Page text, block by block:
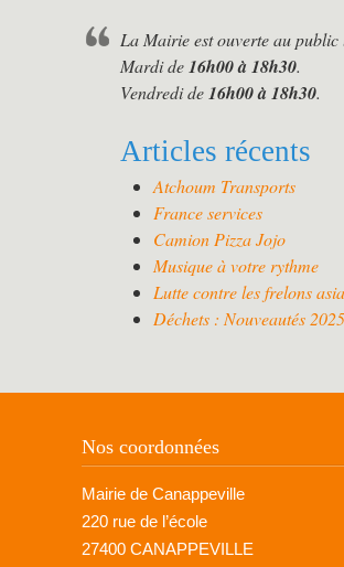
La Mairie est ouverte au public
Mardi de16h00 à 18h30.
Vendredi de16h00 à 18h30.
Articles récents
Atchoum Transports
France services
Camion Pizza Jojo
Musique à votre rythme
Lutte contre les frelons
Déchets : Nouveautés
Nos coordonnées
Mairie de Canappeville
220 rue de l’école
27400 CANAPPEVILLE